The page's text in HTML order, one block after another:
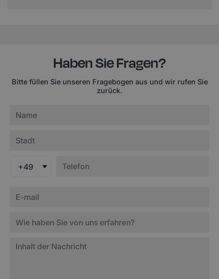
Haben Sie Fragen?
Bitte füllen Sie unseren Fragebogen aus und wir rufen Sie
zurück.
+49